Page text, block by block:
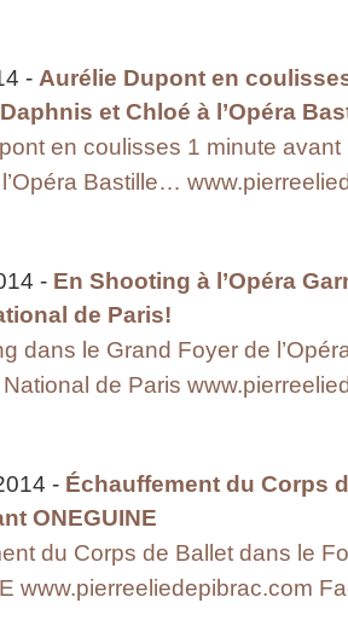
- Aurélie Dupont en
et Chloé à l’Opéra
en coulisses 1 minute
Bastille…
- En Shooting à l’Opéra
de Paris!
dans le Grand Foyer de
National de Paris
- Échauffement du Corps
ONEGUINE
du Corps de Ballet dans le
www.pierreeliedepibrac.com